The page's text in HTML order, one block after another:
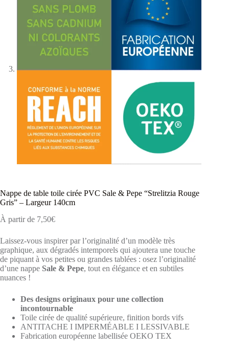
Nappe de table toile cirée PVC Sale & Pepe “Strelitzia Rouge
Gris” – Largeur 140cm
À partir de 7,50€
Laissez-vous inspirer par l’originalité d’un modèle très
graphique, aux dégradés intemporels qui ajoutera une touche
de piquant à vos petites ou grandes tablées : osez l’originalité
d’une nappe Sale & Pepe, tout en élégance et en subtiles
nuances !
Des designs originaux pour une collection
incontournable
Toile cirée de qualité supérieure, finition bords vifs
ANTITACHE I IMPERMÉABLE I LESSIVABLE
Fabrication européenne labellisée OEKO TEX